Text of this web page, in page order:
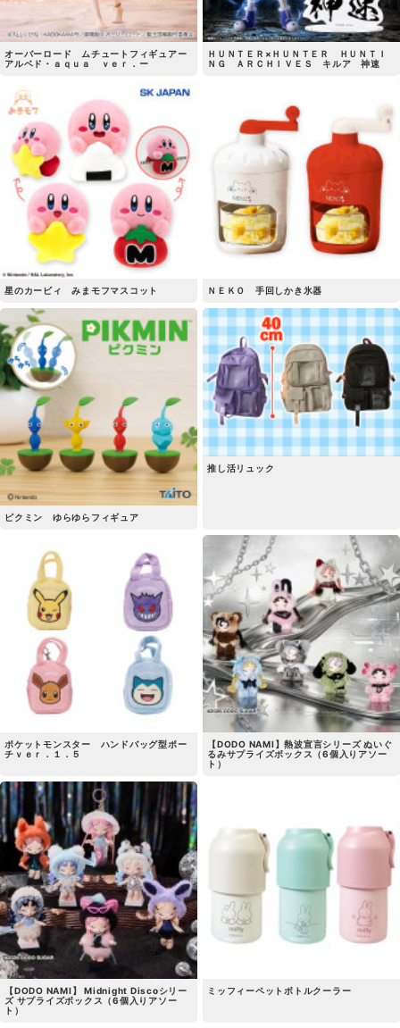
オーバーロード ムチュートフィギュアー
アルベド・ａｑｕａ ｖｅｒ．ー
ＨＵＮＴＥＲ×ＨＵＮＴＥＲ ＨＵＮＴＩ
ＮＧ ＡＲＣＨＩＶＥＳ キルア 神速
星のカービィ みまモフマスコット ＮＥＫＯ 手回しかき氷器
ピクミン ゆらゆらフィギュア
推し活リュック
ポケットモンスター ハンドバッグ型ポー
チｖｅｒ．１．５
【DODO NAMI】熱波宣言シリーズ ぬいぐ
るみサプライズボックス（6個入りアソー
ト）
【DODO NAMI】 Midnight Discoシリー
ズ サプライズボックス（6個入りアソー
ト）
ミッフィーペットボトルクーラー